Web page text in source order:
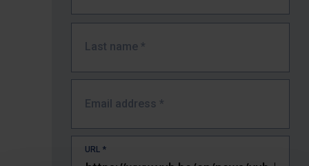
Last name *
Email address *
URL *